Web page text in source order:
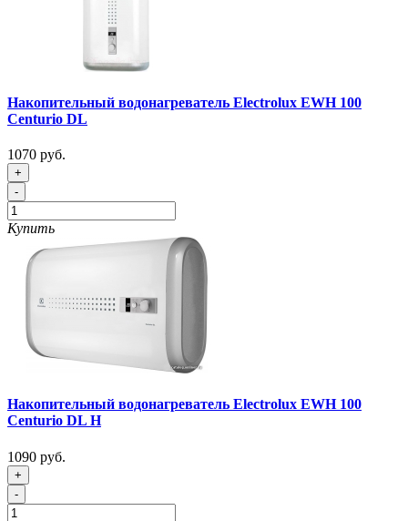
Накопительный водонагреватель Electrolux EWH 100
Centurio DL
1070 руб.
+
-
Купить
Накопительный водонагреватель Electrolux EWH 100
Centurio DL H
1090 руб.
+
-